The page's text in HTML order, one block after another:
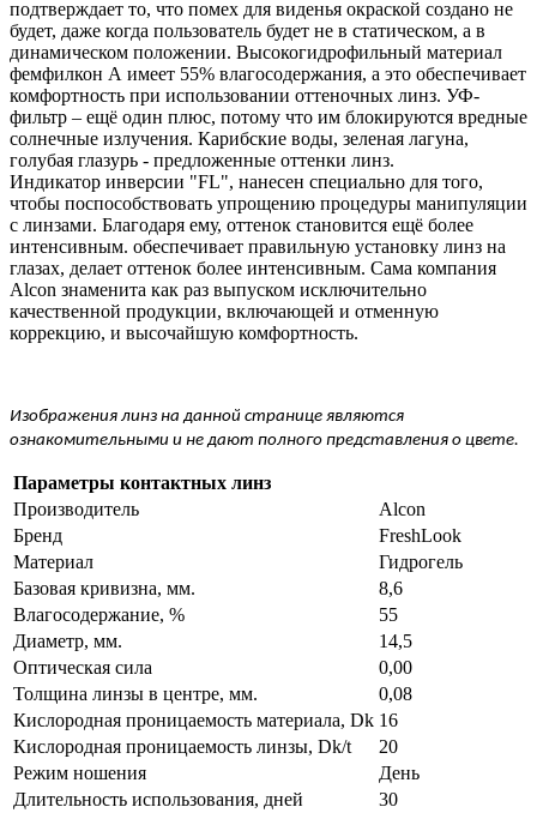
подтверждает то, что помех для виденья окраской создано не
будет, даже когда пользователь будет не в статическом, а в
динамическом положении. Высокогидрофильный материал
фемфилкон А имеет 55% влагосодержания, а это обеспечивает
комфортность при использовании оттеночных линз. УФ-
фильтр – ещё один плюс, потому что им блокируются вредные
солнечные излучения. Карибские воды, зеленая лагуна,
голубая глазурь - предложенные оттенки линз.
Индикатор инверсии "FL", нанесен специально для того,
чтобы поспособствовать упрощению процедуры манипуляции
с линзами. Благодаря ему, оттенок становится ещё более
интенсивным. обеспечивает правильную установку линз на
глазах, делает оттенок более интенсивным. Сама компания
Alcon знаменита как раз выпуском исключительно
качественной продукции, включающей и отменную
коррекцию, и высочайшую комфортность.
Изображения линз на данной странице являются
ознакомительными и не дают полного представления о цвете.
Параметры контактных линз
Производитель
Alcon
Бренд
FreshLook
Материал
Гидрогель
Базовая кривизна, мм.
8,6
Влагосодержание, %
55
Диаметр, мм.
14,5
Оптическая сила
0,00
Толщина линзы в центре, мм.
0,08
Кислородная проницаемость материала, Dk 16
Кислородная проницаемость линзы, Dk/t
20
Режим ношения
День
Длительность использования, дней
30